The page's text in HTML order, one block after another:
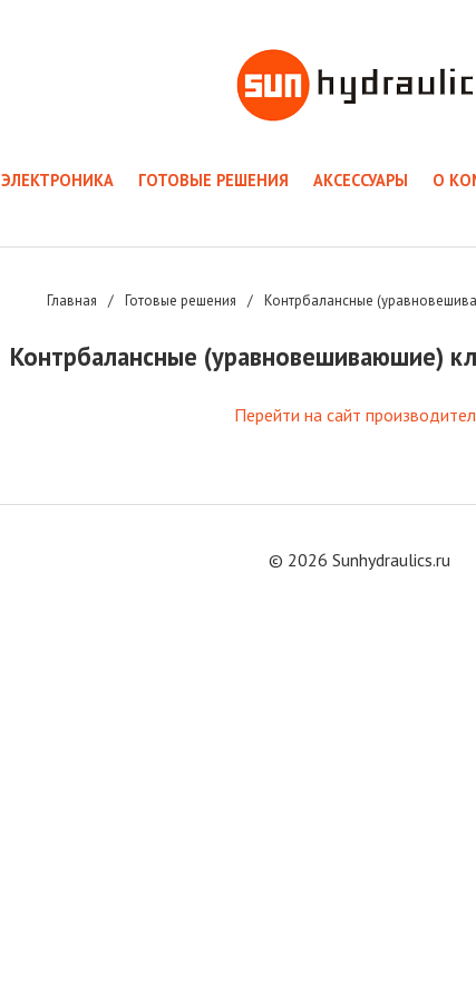
ЭЛЕКТРОНИКА ГОТОВЫЕ РЕШЕНИЯ АКСЕССУАРЫ О
Главная / Готовые решения / Контрбалансные
Контрбалансные (уравновешиваюшие)
Перейти на сайт
© 2026 Sunhydraulics.ru